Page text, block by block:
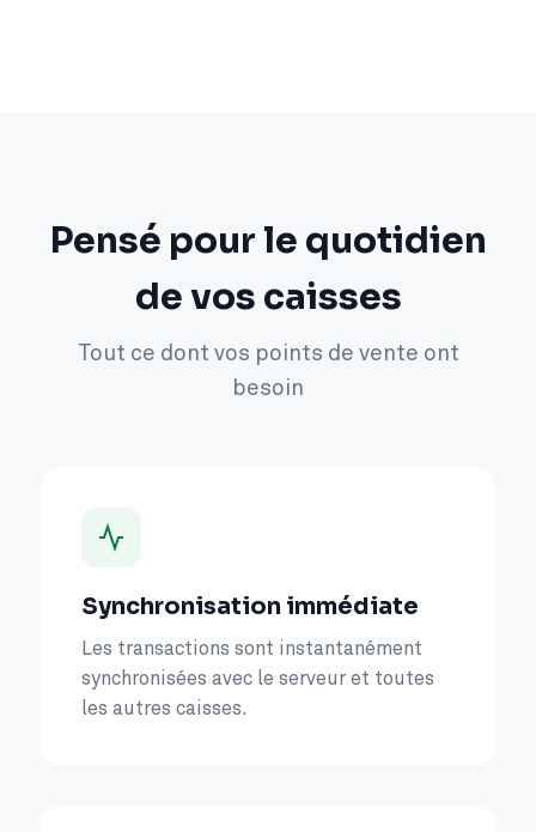
Pensé pour le quotidien
de vos caisses
Tout ce dont vos points de vente ont
besoin
Synchronisation immédiate
Les transactions sont instantanément
synchronisées avec le serveur et toutes
les autres caisses.